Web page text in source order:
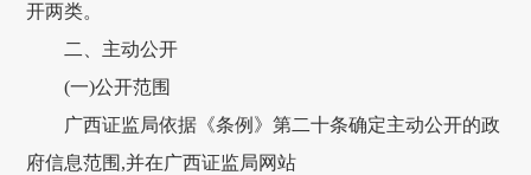
开两类。
二、主动公开
(一)公开范围
广西证监局依据《条例》第二十条确定主动公开的政
府信息范围,并在广西证监局网站